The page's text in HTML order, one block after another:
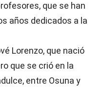
que se han
años dedicados a la
Lorenzo, que nació
que se crió en la
entre Osuna y